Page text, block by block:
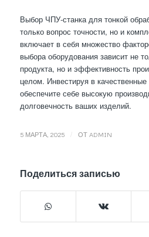
Выбор ЧПУ-станка для тонкой
только вопрос точности, но и
включает в себя множество
выбора оборудования зависит не
продукта, но и эффективность
целом. Инвестируя в
обеспечите себе высокую
долговечность ваших изделий.
5 МАРТА, 2025 ОТ ADMIN
Поделиться записью